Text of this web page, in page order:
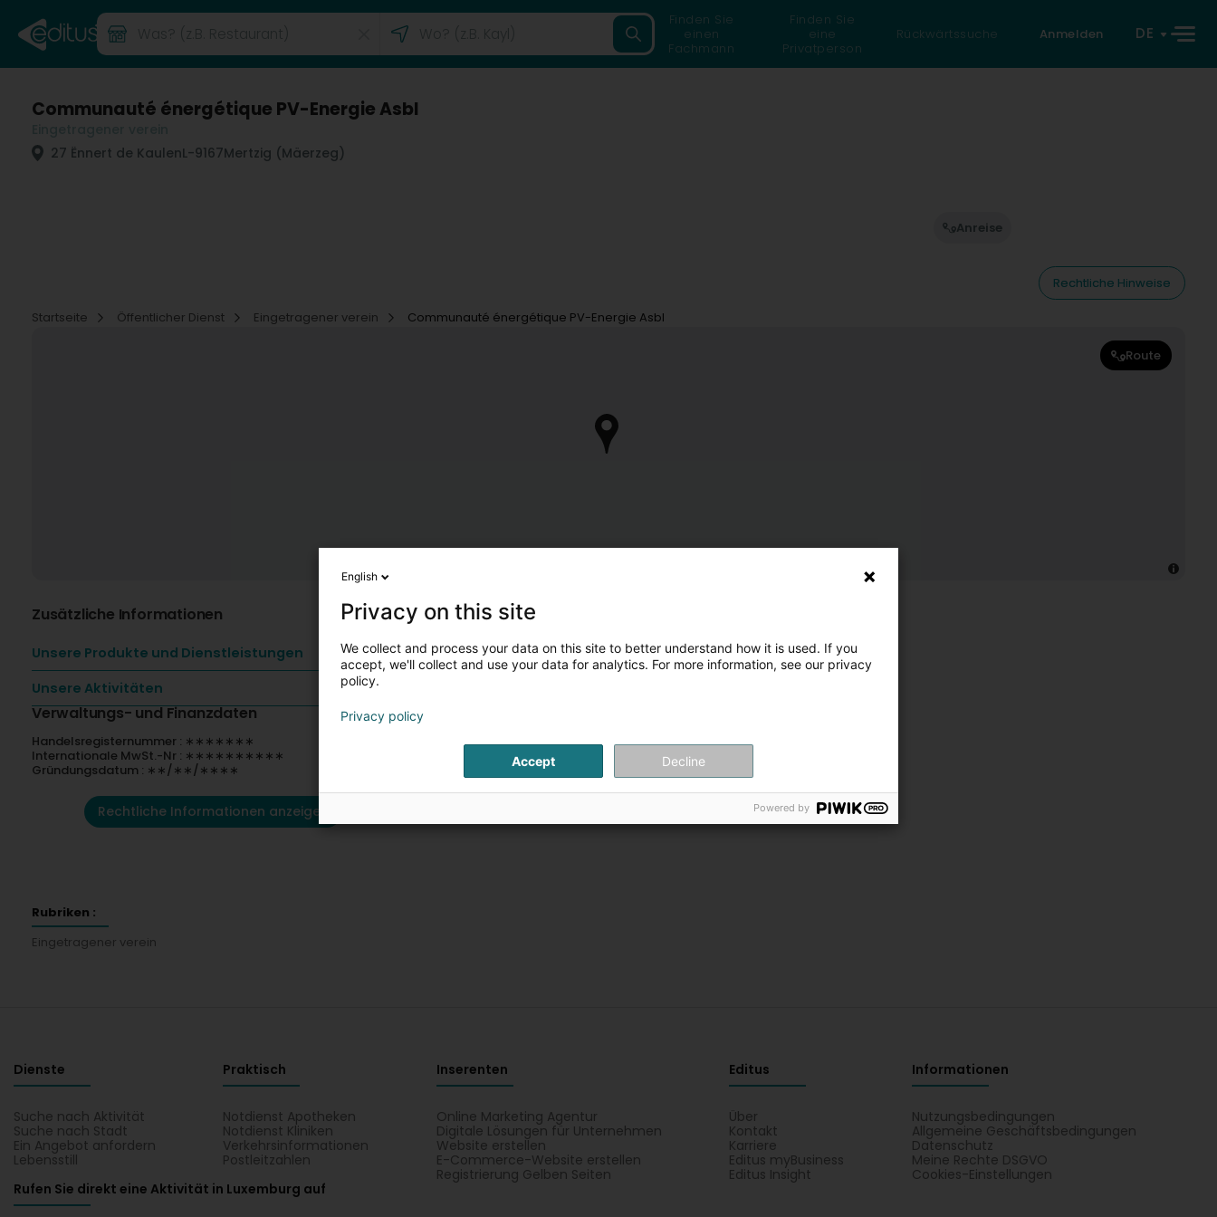
Finden Sie
einen
Fachmann
Finden Sie
eine
Privatperson
Rückwärtssuche Anmelden DE
Communauté énergétique PV-Energie Asbl
27 Ënnert de KaulenL-9167Mertzig (Mäerzeg)
Anreise
Rechtliche Hinweise
Startseite
Öffentlicher Dienst Eingetragener verein Communauté énergétique PV-Energie Asbl
Route
Zusätzliche Informationen
Unsere Produkte und Dienstleistungen
Unsere Aktivitäten
Verwaltungs- und Finanzdaten
Handelsregisternummer : ∗∗∗∗∗∗∗
Internationale MwSt.-Nr : ∗∗∗∗∗∗∗∗∗∗
Gründungsdatum : ∗∗/∗∗/∗∗∗∗
Rechtliche Informationen anzeigen
Rubriken :
Eingetragener verein
Dienste
Suche nach Aktivität
Suche nach Stadt
Ein Angebot anfordern
Lebensstill
Praktisch
Notdienst Apotheken
Notdienst Kliniken
Verkehrsinformationen
Postleitzahlen
Inserenten
Online Marketing Agentur
Digitale Lösungen für Unternehmen
Website erstellen
E-Commerce-Website erstellen
Registrierung Gelben Seiten
Editus
Über
Kontakt
Karriere
Editus myBusiness
Editus Insight
Informationen
Nutzungsbedingungen
Allgemeine Geschäftsbedingungen
Datenschutz
Meine Rechte DSGVO
Cookies-Einstellungen
Rufen Sie direkt eine Aktivität in Luxemburg auf
English
Privacy on this site
We collect and process your data on this site to better understand how it is used. If you
accept, we'll collect and use your data for analytics. For more information, see our privacy
policy.
Privacy policy
Accept Decline
Powered by